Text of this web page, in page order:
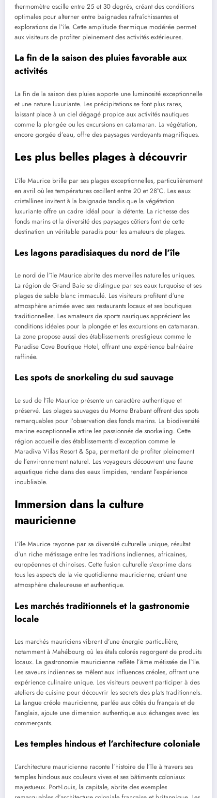
thermomètre oscille entre 25 et 30 degrés, créant des conditions
optimales pour alterner entre baignades rafraîchissantes et
explorations de l’île. Cette amplitude thermique modérée permet
aux visiteurs de profiter pleinement des activités extérieures.
La fin de la saison des pluies favorable aux
activités
La fin de la saison des pluies apporte une luminosité exceptionnelle
et une nature luxuriante. Les précipitations se font plus rares,
laissant place à un ciel dégagé propice aux activités nautiques
comme la plongée ou les excursions en catamaran. La végétation,
encore gorgée d’eau, offre des paysages verdoyants magnifiques.
Les plus belles plages à découvrir
L’île Maurice brille par ses plages exceptionnelles, particulièrement
en avril où les températures oscillent entre 20 et 28°C. Les eaux
cristallines invitent à la baignade tandis que la végétation
luxuriante offre un cadre idéal pour la détente. La richesse des
fonds marins et la diversité des paysages côtiers font de cette
destination un véritable paradis pour les amateurs de plages.
Les lagons paradisiaques du nord de l’île
Le nord de l’île Maurice abrite des merveilles naturelles uniques.
La région de Grand Baie se distingue par ses eaux turquoise et ses
plages de sable blanc immaculé. Les visiteurs profitent d’une
atmosphère animée avec ses restaurants locaux et ses boutiques
traditionnelles. Les amateurs de sports nautiques apprécient les
conditions idéales pour la plongée et les excursions en catamaran.
La zone propose aussi des établissements prestigieux comme le
Paradise Cove Boutique Hotel, offrant une expérience balnéaire
raffinée.
Les spots de snorkeling du sud sauvage
Le sud de l’île Maurice présente un caractère authentique et
préservé. Les plages sauvages du Morne Brabant offrent des spots
remarquables pour l’observation des fonds marins. La biodiversité
marine exceptionnelle attire les passionnés de snorkeling. Cette
région accueille des établissements d’exception comme le
Maradiva Villas Resort & Spa, permettant de profiter pleinement
de l’environnement naturel. Les voyageurs découvrent une faune
aquatique riche dans des eaux limpides, rendant l’expérience
inoubliable.
Immersion dans la culture
mauricienne
L’île Maurice rayonne par sa diversité culturelle unique, résultat
d’un riche métissage entre les traditions indiennes, africaines,
européennes et chinoises. Cette fusion culturelle s’exprime dans
tous les aspects de la vie quotidienne mauricienne, créant une
atmosphère chaleureuse et authentique.
Les marchés traditionnels et la gastronomie
locale
Les marchés mauriciens vibrent d’une énergie particulière,
notamment à Mahébourg où les étals colorés regorgent de produits
locaux. La gastronomie mauricienne reflète l’âme métissée de l’île.
Les saveurs indiennes se mêlent aux influences créoles, offrant une
expérience culinaire unique. Les visiteurs peuvent participer à des
ateliers de cuisine pour découvrir les secrets des plats traditionnels.
La langue créole mauricienne, parlée aux côtés du français et de
l’anglais, ajoute une dimension authentique aux échanges avec les
commerçants.
Les temples hindous et l’architecture coloniale
L’architecture mauricienne raconte l’histoire de l’île à travers ses
temples hindous aux couleurs vives et ses bâtiments coloniaux
majestueux. Port-Louis, la capitale, abrite des exemples